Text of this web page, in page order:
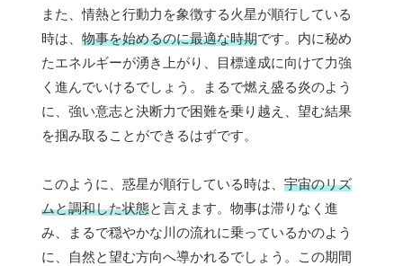
また、情熱と行動力を象徴する火星が順行している
時は、 物事を始めるのに最適な時期です。内に秘め
たエネルギーが湧き上がり、目標達成に向けて力強
く進んでいけるでしょう。まるで燃え盛る炎のよう
に、強い意志と決断力で困難を乗り越え、望む結果
を掴み取ることができるはずです。
このように、惑星が順行している時は、 宇宙のリズ
ムと調和した状態と言えます。物事は滞りなく進
み、まるで穏やかな川の流れに乗っているかのよう
に、自然と望む方向へ導かれるでしょう。この期間